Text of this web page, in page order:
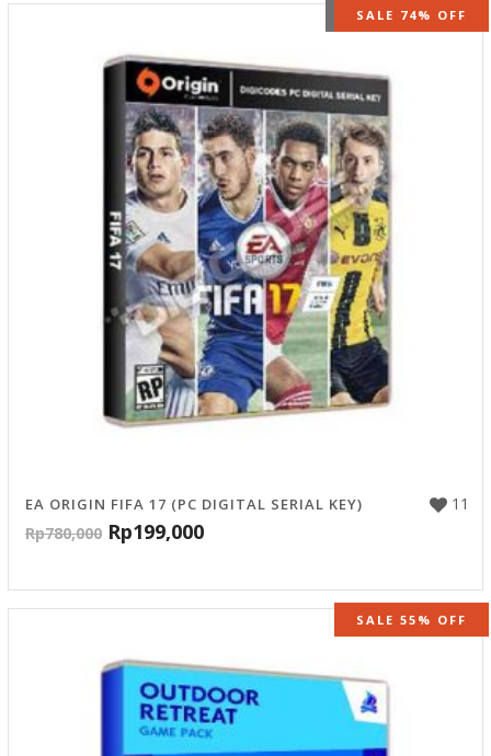
OUT OF STOCK
SALE 74% OFF
11
EA ORIGIN FIFA 17 (PC DIGITAL SERIAL KEY)
Rp780,000 Rp199,000
SALE 55% OFF